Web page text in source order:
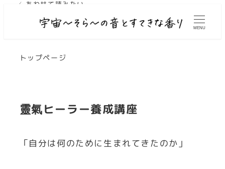
MENU
トップページ
靈氣ヒーラー養成講座
「自分は何のために生まれてきたのか」
✓ あわせて読みたい
✓ あわせて読みたい
✓ あわせて読みたい
✓ あわせて読みたい
✓ あわせて読みたい